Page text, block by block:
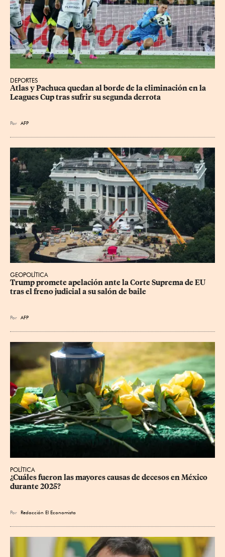
DEPORTES
Atlas y Pachuca quedan al borde de la eliminación en la
Leagues Cup tras sufrir su segunda derrota
Por AFP
GEOPOLÍTICA
Trump promete apelación ante la Corte Suprema de EU
tras el freno judicial a su salón de baile
Por AFP
POLÍTICA
¿Cuáles fueron las mayores causas de decesos en México
durante 2025?
Por Redacción El Economista